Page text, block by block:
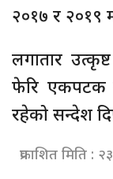
२०१७ र २०१९
लगातार
फेरि एकपटक
रहेको सन्देश
प्रकाशित मिति